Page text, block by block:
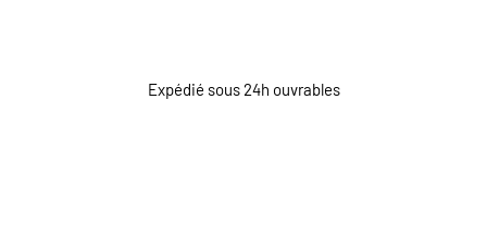
Expédié sous 24h ouvrables